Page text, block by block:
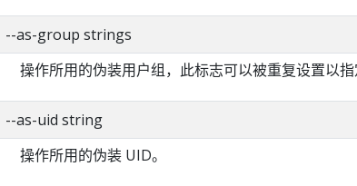
--as-group strings
操作所用的伪装用户组，此标志可以被重复设置以指
--as-uid string
操作所用的伪装 UID。